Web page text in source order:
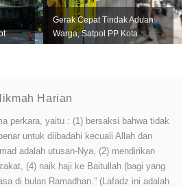
Gerak Cepat Tindak Aduan
Warga, Satpol PP Kota
Bandung Segel Empat Kios
Harian
perkara, yaitu : (1) bersaksi bahwa tidak
untuk diibadahi kecuali Allah dan
adalah utusan-Nya, (2) mendirikan
(4) naik haji ke Baitullah (bagi yang
di bulan Ramadhan.” (Lafadz ini adalah